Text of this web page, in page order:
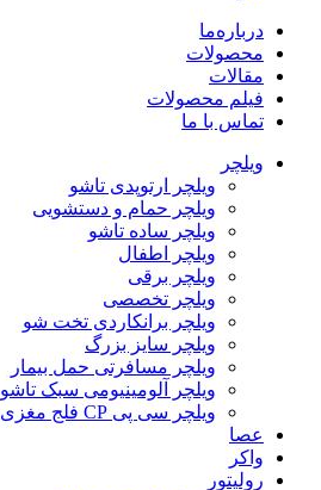
درباره‌ما
محصولات
مقالات
فیلم محصولات
تماس با ما
ویلچر
ویلچر ارتوپدی تاشو
ویلچر حمام و دستشویی
ویلچر ساده تاشو
ویلچر اطفال
ویلچر برقی
ویلچر تخصصی
ویلچر برانکاردی تخت شو
ویلچر سایز بزرگ
ویلچر مسافرتی حمل بیمار
ویلچر آلومینیومی سبک تاشو
ویلچر سی پی CP فلج مغزی
عصا
واکر
رولیتور